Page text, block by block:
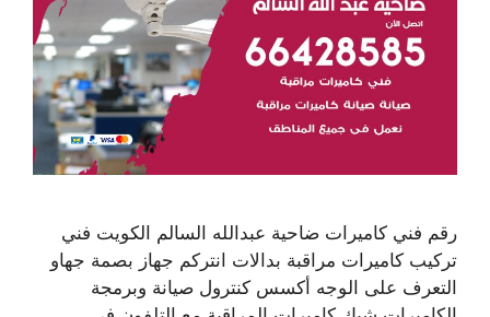
رقم فني كاميرات ضاحية عبدالله السالم الكويت فني
تركيب كاميرات مراقبة بدالات انتركم جهاز بصمة جهاو
التعرف على الوجه أكسس كنترول صيانة وبرمجة